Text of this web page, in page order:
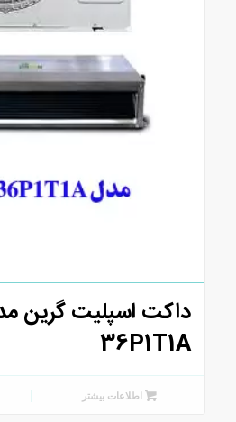
36P1T1A
اطلاعات بیشتر